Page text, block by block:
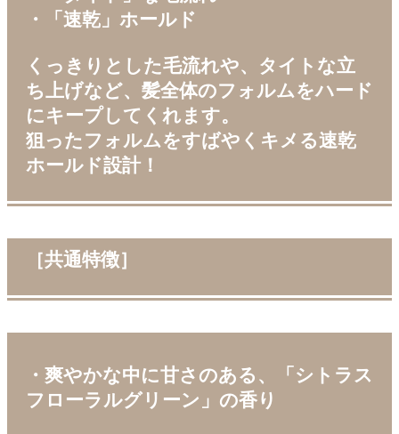
・「速乾」ホールド
くっきりとした毛流れや、タイトな立
ち上げなど、髪全体のフォルムをハード
にキープしてくれます。
狙ったフォルムをすばやくキメる速乾
ホールド設計！
［共通特徴］
・爽やかな中に甘さのある、「シトラス
フローラルグリーン」の香り